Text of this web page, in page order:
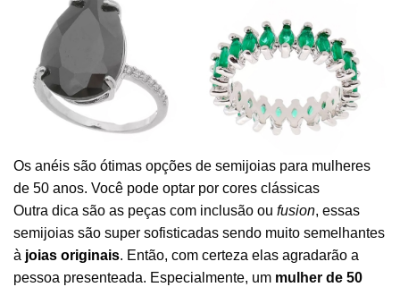
Os anéis são ótimas opções de semijoias para mulheres
de 50 anos. Você pode optar por cores clássicas
Outra dica são as peças com inclusão ou fusion, essas
semijoias são super sofisticadas sendo muito semelhantes
à joias originais. Então, com certeza elas agradarão a
pessoa presenteada. Especialmente, um mulher de 50